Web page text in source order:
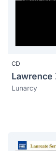
CD
Lawrence
Lunarcy